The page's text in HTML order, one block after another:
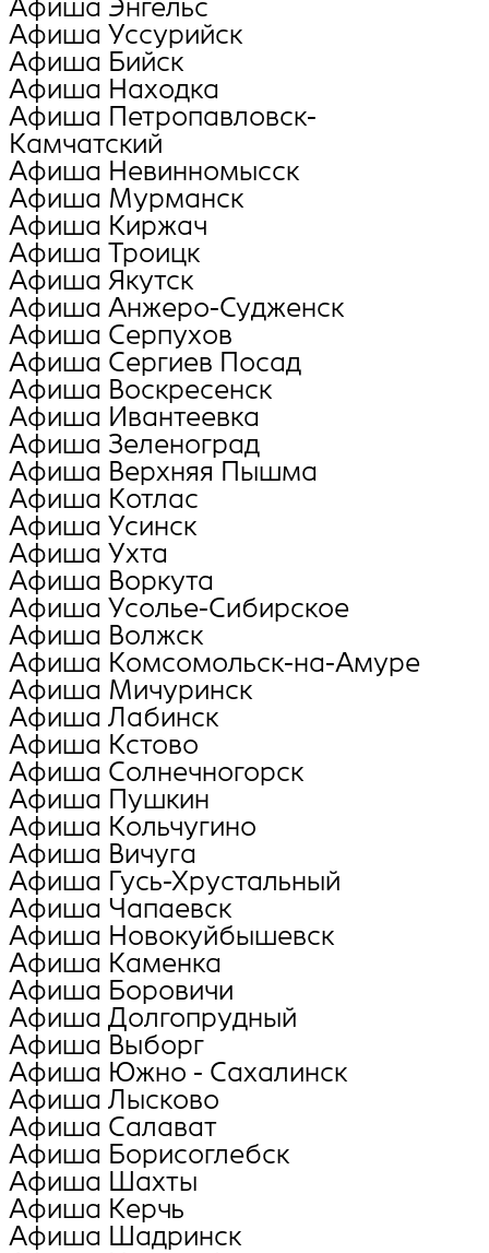
Афиша Энгельс
Афиша Уссурийск
Афиша Бийск
Афиша Находка
Афиша Петропавловск-
Камчатский
Афиша Невинномысск
Афиша Мурманск
Афиша Киржач
Афиша Троицк
Афиша Якутск
Афиша Анжеро-Судженск
Афиша Серпухов
Афиша Сергиев Посад
Афиша Воскресенск
Афиша Ивантеевка
Афиша Зеленоград
Афиша Верхняя Пышма
Афиша Котлас
Афиша Усинск
Афиша Ухта
Афиша Воркута
Афиша Усолье-Сибирское
Афиша Волжск
Афиша Комсомольск-на-Амуре
Афиша Мичуринск
Афиша Лабинск
Афиша Кстово
Афиша Солнечногорск
Афиша Пушкин
Афиша Кольчугино
Афиша Вичуга
Афиша Гусь-Хрустальный
Афиша Чапаевск
Афиша Новокуйбышевск
Афиша Каменка
Афиша Боровичи
Афиша Долгопрудный
Афиша Выборг
Афиша Южно - Сахалинск
Афиша Лысково
Афиша Салават
Афиша Борисоглебск
Афиша Шахты
Афиша Керчь
Афиша Шадринск